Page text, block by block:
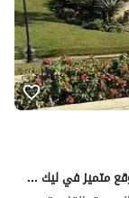
فيلا مستقلة للبيع تشطيب فاخر مباشر لاند سكيب موقع متميز في ليك فيو ريذيدينس القاهرة الجديدة